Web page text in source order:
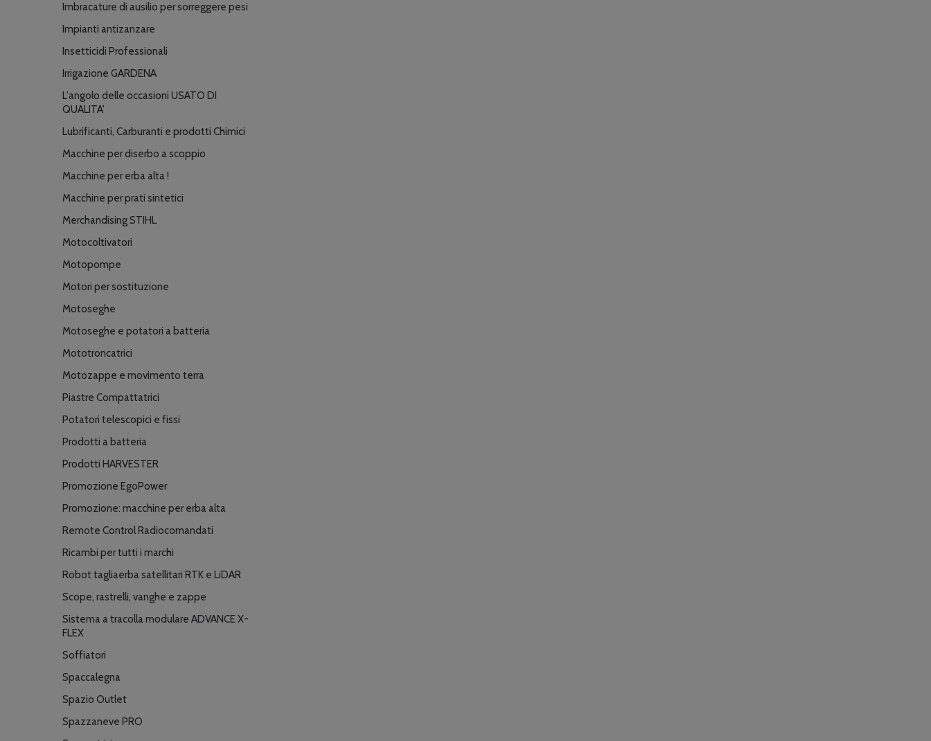
Imbracature di ausilio per sorreggere pesi
Impianti antizanzare
Insetticidi Professionali
Irrigazione GARDENA
L'angolo delle occasioni USATO DI
QUALITA'
Lubrificanti, Carburanti e prodotti Chimici
Macchine per diserbo a scoppio
Macchine per erba alta !
Macchine per prati sintetici
Merchandising STIHL
Motocoltivatori
Motopompe
Motori per sostituzione
Motoseghe
Motoseghe e potatori a batteria
Mototroncatrici
Motozappe e movimento terra
Piastre Compattatrici
Potatori telescopici e fissi
Prodotti a batteria
Prodotti HARVESTER
Promozione EgoPower
Promozione: macchine per erba alta
Remote Control Radiocomandati
Ricambi per tutti i marchi
Robot tagliaerba satellitari RTK e LiDAR
Scope, rastrelli, vanghe e zappe
Sistema a tracolla modulare ADVANCE X-
FLEX
Soffiatori
Spaccalegna
Spazio Outlet
Spazzaneve PRO